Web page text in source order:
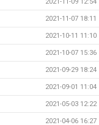
2021-11-07 18:11
2021-10-11 11:10
2021-10-07 15:36
2021-09-29 18:24
2021-09-01 11:04
2021-05-03 12:22
2021-04-06 16:27